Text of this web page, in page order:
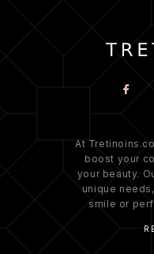
At
boost your
your beauty.
unique
smile or